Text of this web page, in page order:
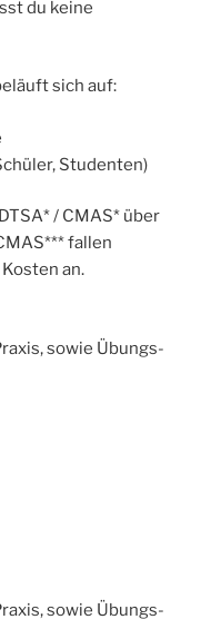
du keine
sich auf:
Studenten)
/ CMAS* über
fallen
an.
sowie Übungs-
sowie Übungs-